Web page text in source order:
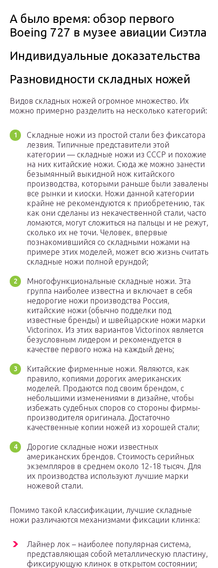
А было время: обзор первого
Boeing 727 в музее авиации Сиэтла
Индивидуальные доказательства
Разновидности складных ножей
Видов складных ножей огромное множество. Их
можно примерно разделить на несколько категорий:
Складные ножи из простой стали без фиксатора
лезвия. Типичные представители этой
категории — складные ножи из СССР и похожие
на них китайские ножи. Сюда же можно занести
безымянный выкидной нож китайского
производства, которыми раньше были завалены
все рынки и киоски. Ножи данной категории
крайне не рекомендуются к приобретению, так
как они сделаны из некачественной стали, часто
ломаются, могут сложиться на пальцы и не режут,
сколько их не точи. Человек, впервые
познакомившийся со складными ножами на
примере этих моделей, может всю жизнь считать
складные ножи полной ерундой;
Многофункциональные складные ножи. Эта
группа наиболее известна и включает в себя
недорогие ножи производства Россия,
китайские ножи (обычно подделки под
известные бренды) и швейцарские ножи марки
Victorinox. Из этих вариантов Victorinox является
безусловным лидером и рекомендуется в
качестве первого ножа на каждый день;
Китайские фирменные ножи. Являются, как
правило, копиями дорогих американских
моделей. Продаются под своим брендом, с
небольшими изменениями в дизайне, чтобы
избежать судебных споров со стороны фирмы-
производителя оригинала. Достаточно
качественные копии ножей из хорошей стали;
Дорогие складные ножи известных
американских брендов. Стоимость серийных
экземпляров в среднем около 12-18 тысяч. Для
их производства используют лучшие марки
ножевой стали.
Помимо такой классификации, лучшие складные
ножи различаются механизмами фиксации клинка:
Лайнер лок – наиболее популярная система,
представляющая собой металлическую пластину,
фиксирующую клинок в открытом состоянии;